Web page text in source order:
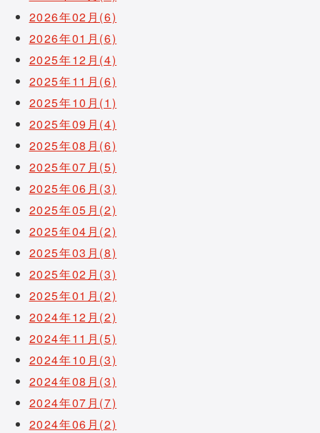
2026年02月(6)
2026年01月(6)
2025年12月(4)
2025年11月(6)
2025年10月(1)
2025年09月(4)
2025年08月(6)
2025年07月(5)
2025年06月(3)
2025年05月(2)
2025年04月(2)
2025年03月(8)
2025年02月(3)
2025年01月(2)
2024年12月(2)
2024年11月(5)
2024年10月(3)
2024年08月(3)
2024年07月(7)
2024年06月(2)